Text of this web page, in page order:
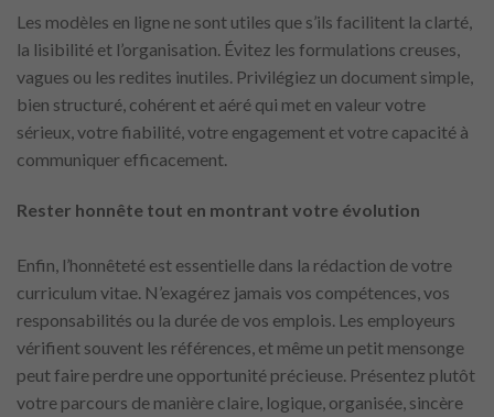
Les modèles en ligne ne sont utiles que s’ils facilitent la clarté,
la lisibilité et l’organisation. Évitez les formulations creuses,
vagues ou les redites inutiles. Privilégiez un document simple,
bien structuré, cohérent et aéré qui met en valeur votre
sérieux, votre fiabilité, votre engagement et votre capacité à
communiquer efficacement.
Rester honnête tout en montrant votre évolution
Enfin, l’honnêteté est essentielle dans la rédaction de votre
curriculum vitae. N’exagérez jamais vos compétences, vos
responsabilités ou la durée de vos emplois. Les employeurs
vérifient souvent les références, et même un petit mensonge
peut faire perdre une opportunité précieuse. Présentez plutôt
votre parcours de manière claire, logique, organisée, sincère